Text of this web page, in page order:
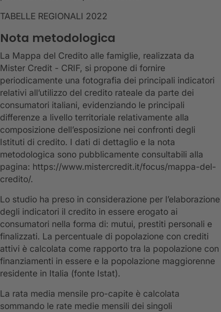
TABELLE REGIONALI 2022
Nota metodologica
La Mappa del Credito alle famiglie, realizzata da
Mister Credit - CRIF, si propone di fornire
periodicamente una fotografia dei principali indicatori
relativi all’utilizzo del credito rateale da parte dei
consumatori italiani, evidenziando le principali
differenze a livello territoriale relativamente alla
composizione dell’esposizione nei confronti degli
Istituti di credito. I dati di dettaglio e la nota
metodologica sono pubblicamente consultabili alla
pagina: https://www.mistercredit.it/focus/mappa-del-
credito/.
Lo studio ha preso in considerazione per l’elaborazione
degli indicatori il credito in essere erogato ai
consumatori nella forma di: mutui, prestiti personali e
finalizzati. La percentuale di popolazione con crediti
attivi è calcolata come rapporto tra la popolazione con
finanziamenti in essere e la popolazione maggiorenne
residente in Italia (fonte Istat).
La rata media mensile pro-capite è calcolata
sommando le rate medie mensili dei singoli